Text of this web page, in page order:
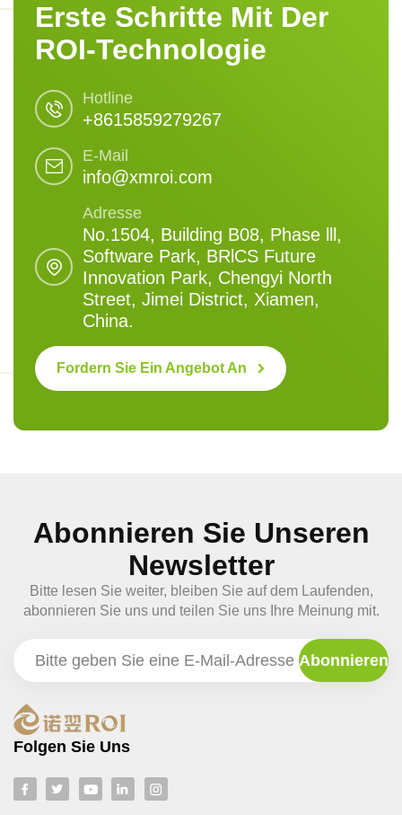
Erste Schritte Mit Der
ROI-Technologie
Hotline
+8615859279267
E-Mail
info@xmroi.com
Adresse
No.1504, Building B08, Phase lll,
Software Park, BRlCS Future
Innovation Park, Chengyi North
Street, Jimei District, Xiamen,
China.
Fordern Sie Ein Angebot An
Abonnieren Sie Unseren
Newsletter
Bitte lesen Sie weiter, bleiben Sie auf dem Laufenden,
abonnieren Sie uns und teilen Sie uns Ihre Meinung mit.
Folgen Sie Uns